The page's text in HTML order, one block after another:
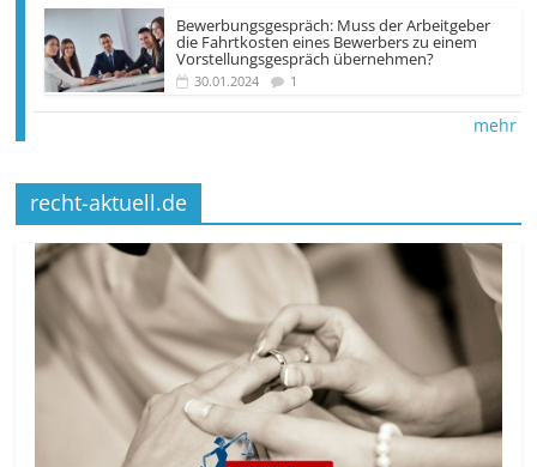
Bewerbungsgespräch: Muss der Arbeitgeber
die Fahrtkosten eines Bewerbers zu einem
Vorstellungsgespräch übernehmen?
30.01.2024 1
mehr
recht-aktuell.de